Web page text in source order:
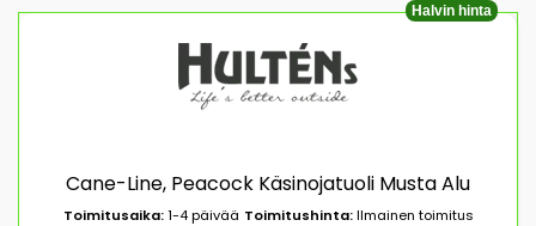
Halvin hinta
Cane-Line, Peacock Käsinojatuoli Musta Alu
Toimitusaika:1-4 päivää Toimitushinta:Ilmainen toimitus